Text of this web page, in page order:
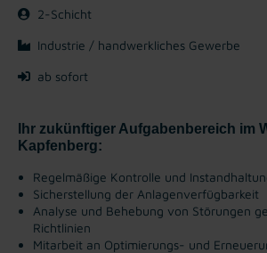
2-Schicht
Industrie / handwerkliches Gewerbe
ab sofort
Ihr zukünftiger Aufgabenbereich im
Kapfenberg:
Regelmäßige Kontrolle und
Sicherstellung der Anlagenverfügbarkeit
Analyse und Behebung von Störungen
Richtlinien
Mitarbeit an Optimierungs- und